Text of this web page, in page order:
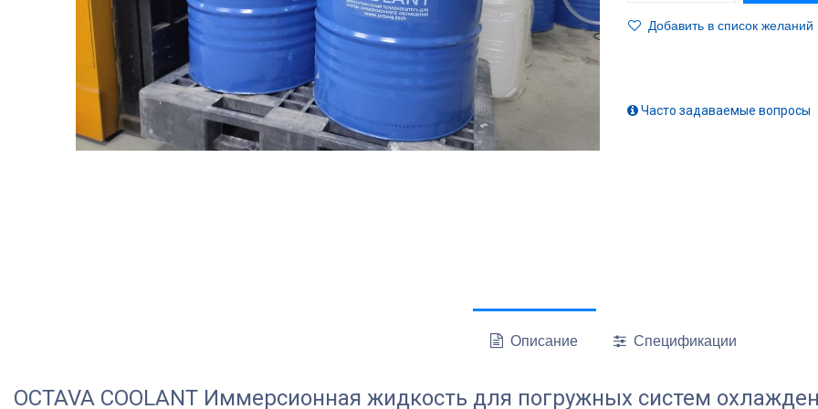
Добавить в список желаний
Часто задаваемые вопросы
Описание Спецификации
OCTAVA COOLANT Иммерсионная жидкость для погружных систем